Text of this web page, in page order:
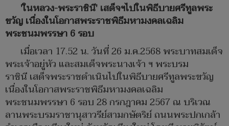
'ในหลวง-พระราชินี' เสด็จฯไปในพิธีบายศรีทูลพระ
ขวัญ เนื่องในโอกาสพระราชพิธีมหามงคลเฉลิม
พระชนมพรรษา 6 รอบ
เมื่อเวลา 17.52 น. วันที่ 26 ม.ค.2568 พระบาทสมเด็จ
พระเจ้าอยู่หัว และสมเด็จพระนางเจ้า ฯ พระบรม
ราชินี เสด็จพระราชดำเนินไปในพิธีบายศรีทูลพระขวัญ
เนื่องในโอกาสพระราชพิธีมหามงคลเฉลิม
พระชนมพรรษา 6 รอบ 28 กรกฎาคม 2567 ณ บริเวณ
ลานพระบรมราชานุสาวรีย์สามกษัตริย์ ถนนพระปกเกล้า